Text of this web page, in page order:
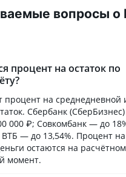
вопросы о
процент на остаток по
процент на среднедневной
Сбербанк
000 ₽; Совкомбанк — до
— до 13,54%. Процент
остаются на
момент.